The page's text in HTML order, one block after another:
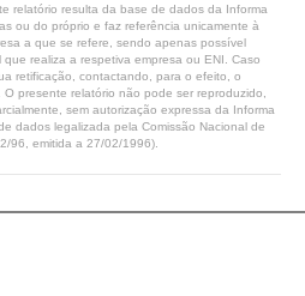
relatório resulta da base de dados da Informa
ou do próprio e faz referência unicamente à
a que se refere, sendo apenas possível
realiza a respetiva empresa ou ENI. Caso
retificação, contactando, para o efeito, o
presente relatório não pode ser reproduzido,
sem autorização expressa da Informa
dados legalizada pela Comissão Nacional de
96, emitida a 27/02/1996).